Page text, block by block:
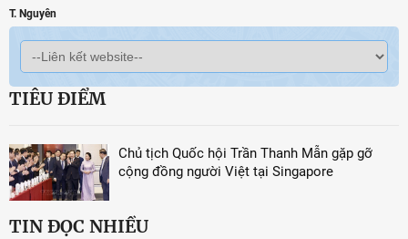
T. Nguyên
TIÊU ĐIỂM
Chủ tịch Quốc hội Trần Thanh Mẫn gặp gỡ
cộng đồng người Việt tại Singapore
TIN ĐỌC NHIỀU